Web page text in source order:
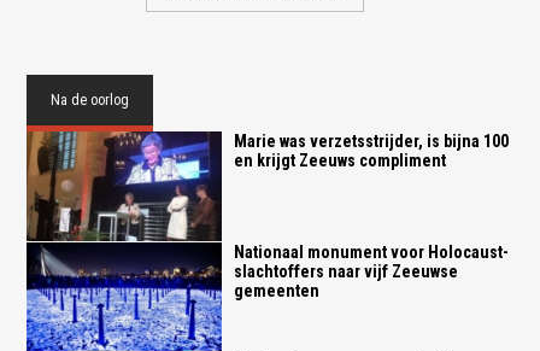
Na de oorlog
Marie was verzetsstrijder, is bijna 100
en krijgt Zeeuws compliment
Nationaal monument voor Holocaust-
slachtoffers naar vijf Zeeuwse
gemeenten